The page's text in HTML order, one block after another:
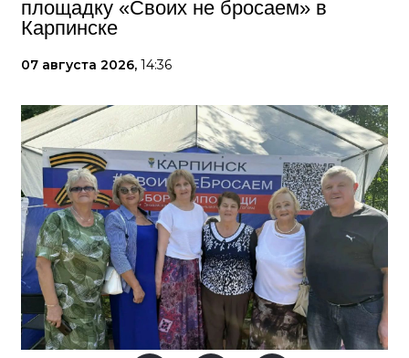
площадку «Своих не бросаем» в
Карпинске
07 августа 2026, 14:36